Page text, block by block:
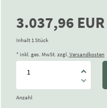
3.037,96 EUR
Inhalt 1 Stück
* inkl. ges. MwSt. zzgl. Versandkosten
Anzahl